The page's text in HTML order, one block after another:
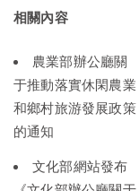
相關內容
農業部辦公廳關
于推動落實休閑農業
和鄉村旅游發展政策
的通知
文化部網站發布